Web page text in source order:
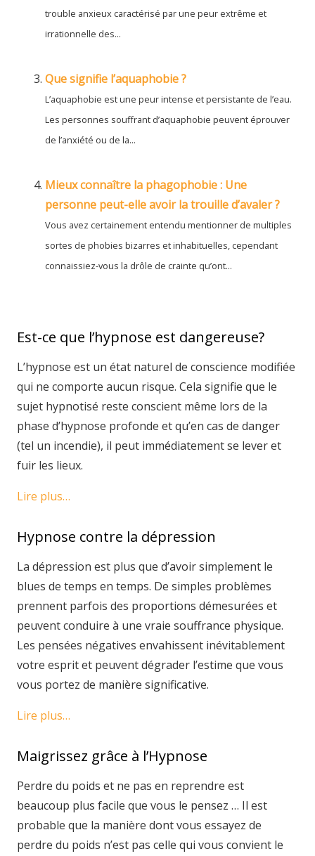
trouble anxieux caractérisé par une peur extrême et
irrationnelle des...
Que signifie l’aquaphobie ?
L’aquaphobie est une peur intense et persistante de l’eau.
Les personnes souffrant d’aquaphobie peuvent éprouver
de l’anxiété ou de la...
Mieux connaître la phagophobie : Une
personne peut-elle avoir la trouille d’avaler ?
Vous avez certainement entendu mentionner de multiples
sortes de phobies bizarres et inhabituelles, cependant
connaissiez-vous la drôle de crainte qu’ont...
Est-ce que l’hypnose est dangereuse?
L’hypnose est un état naturel de conscience modifiée
qui ne comporte aucun risque. Cela signifie que le
sujet hypnotisé reste conscient même lors de la
phase d’hypnose profonde et qu’en cas de danger
(tel un incendie), il peut immédiatement se lever et
fuir les lieux.
Lire plus…
Hypnose contre la dépression
La dépression est plus que d’avoir simplement le
blues de temps en temps. De simples problèmes
prennent parfois des proportions démesurées et
peuvent conduire à une vraie souffrance physique.
Les pensées négatives envahissent inévitablement
votre esprit et peuvent dégrader l’estime que vous
vous portez de manière significative.
Lire plus…
Maigrissez grâce à l’Hypnose
Perdre du poids et ne pas en reprendre est
beaucoup plus facile que vous le pensez … Il est
probable que la manière dont vous essayez de
perdre du poids n’est pas celle qui vous convient le